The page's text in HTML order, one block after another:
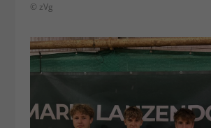
© zVg